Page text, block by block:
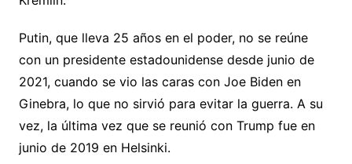
Putin, que lleva 25 años en el poder, no se reúne
con un presidente estadounidense desde junio de
2021, cuando se vio las caras con Joe Biden en
Ginebra, lo que no sirvió para evitar la guerra. A su
vez, la última vez que se reunió con Trump fue en
junio de 2019 en Helsinki.